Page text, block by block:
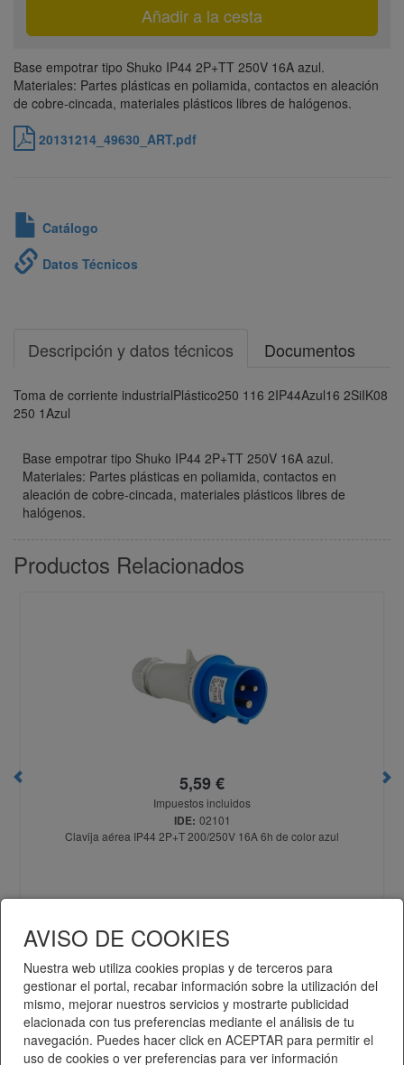
AVISO DE COOKIES
Nuestra web utiliza cookies propias y de terceros para
gestionar el portal, recabar información sobre la utilización del
mismo, mejorar nuestros servicios y mostrarte publicidad
elacionada con tus preferencias mediante el análisis de tu
navegación. Puedes hacer click en ACEPTAR para permitir el
uso de cookies o ver preferencias para ver información
Añadir a la cesta
Base empotrar tipo Shuko IP44 2P+TT 250V 16A azul.
Materiales: Partes plásticas en poliamida, contactos en aleación
de cobre-cincada, materiales plásticos libres de halógenos.
20131214_49630_ART.pdf
Catálogo
Datos Técnicos
Descripción y datos técnicos Documentos
Toma de corriente industrialPlástico250 1 16 2IP44Azul16 2SiIK08
250 1Azul
Base empotrar tipo Shuko IP44 2P+TT 250V 16A azul.
Materiales: Partes plásticas en poliamida, contactos en
aleación de cobre-cincada, materiales plásticos libres de
halógenos.
Productos Relacionados
5,59 €
Impuestos incluidos
IDE: 02101
Clavija aérea IP44 2P+T 200/250V 16A 6h de color azul
Telematel eCommerce v14.3.37 © 2026